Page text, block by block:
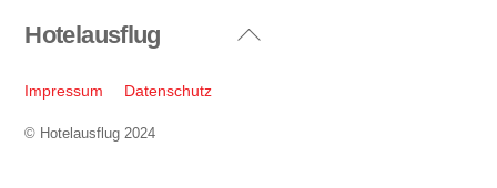
Back
Hotelausflug
Impressum Datenschutz
© Hotelausflug 2024